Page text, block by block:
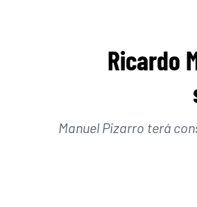
Ricardo
Manuel Pizarro terá